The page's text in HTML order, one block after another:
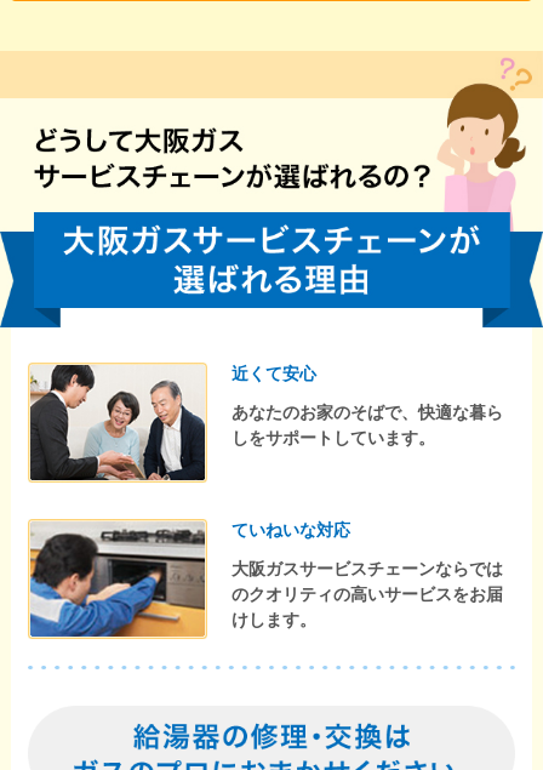
近くて安心
あなたのお家のそばで、快適な暮ら
しをサポートしています。
ていねいな対応
大阪ガスサービスチェーンならでは
のクオリティの高いサービスをお届
けします。